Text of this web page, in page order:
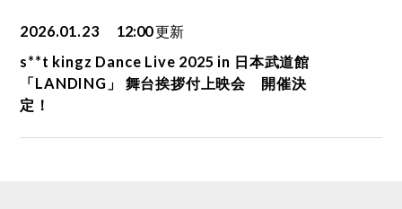
2026.01.23 12:00更新
s**t kingz Dance Live 2025 in 日本武道館
「LANDING」 舞台挨拶付上映会 開催決
定！